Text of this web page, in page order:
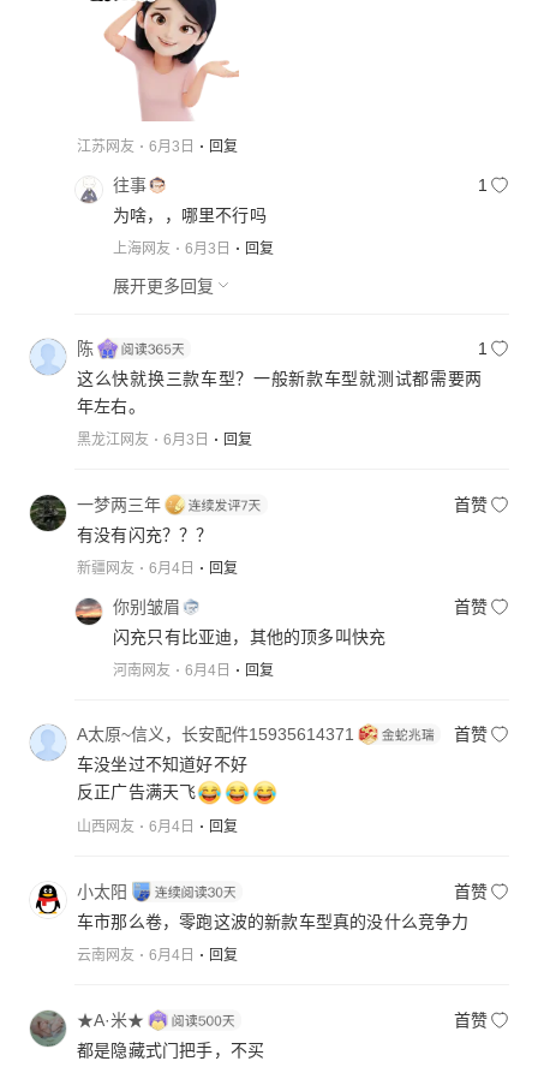
江苏网友 6月3日 回复
往事
1
为啥，，哪里不行吗
上海网友 6月3日 回复
展开更多回复
陈
1
这么快就换三款车型？一般新款车型就测试都需要两
年左右。
黑龙江网友 6月3日 回复
一梦两三年
首赞
有没有闪充？？？
新疆网友 6月4日 回复
你别皱眉
首赞
闪充只有比亚迪，其他的顶多叫快充
河南网友 6月4日 回复
A太原~信义，长安配件15935614371
首赞
车没坐过不知道好不好
反正广告满天飞
山西网友 6月4日 回复
小太阳
首赞
车市那么卷，零跑这波的新款车型真的没什么竞争力
云南网友 6月4日 回复
★Α·米★
首赞
都是隐藏式门把手，不买